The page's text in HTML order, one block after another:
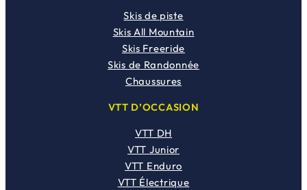
Skis de piste
Skis All Mountain
Skis Freeride
Skis de Randonnée
Chaussures
VTT D’OCCASION
VTT DH
VTT Junior
VTT Enduro
VTT Électrique